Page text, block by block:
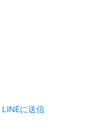
LINEに送信